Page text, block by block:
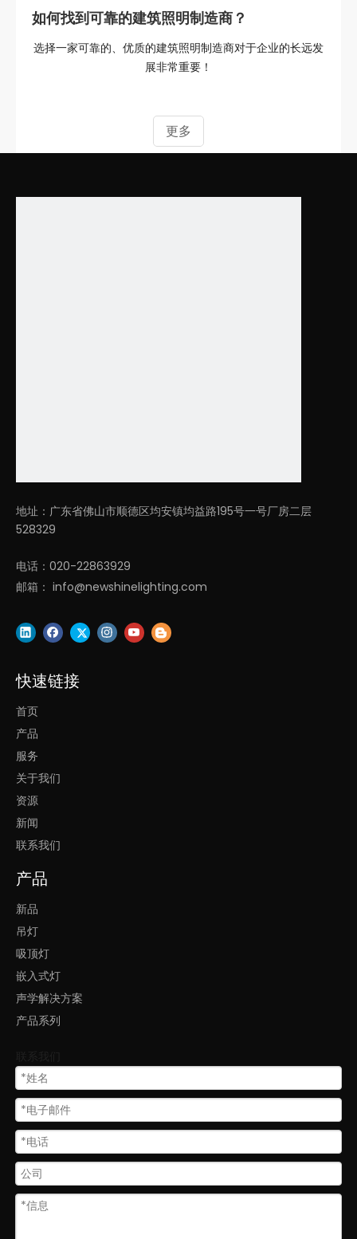
如何找到可靠的建筑照明制造商？
选择一家可靠的、优质的建筑照明制造商对于企业的长远发
展非常重要！
更多
地址：广东省佛山市顺德区均安镇均益路195号一号厂房二层
528329
电话：020-22863929
邮箱： info@newshinelighting.com
快速链接
首页
产品
服务
关于我们
资源
新闻
联系我们
产品
新品
吊灯
吸顶灯
嵌入式灯
声学解决方案
产品系列